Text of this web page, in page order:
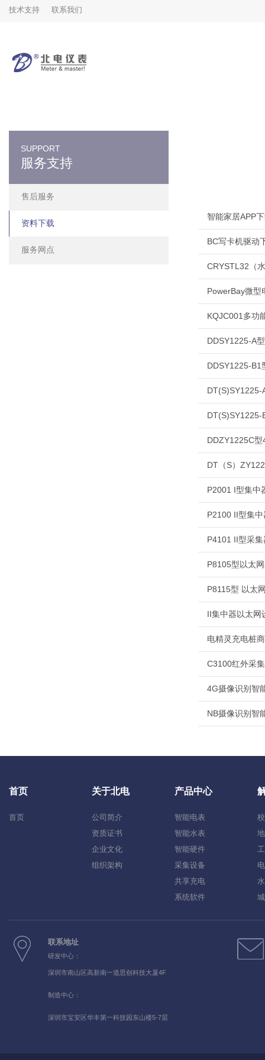
技术支持 联系我们
智能家居APP
BC写卡机驱动
CRYSTL32（
PowerBay微型
KQJC001多功
DDSY1225-A
DDSY1225-B1
DT(S)SY1225-
DT(S)SY1225-
DDZY1225C
DT（S）
P2001 I型集中
P2100 II型集
P4101 II型采
P8105型以太
P8115型 以太
II集中器以太网
电精灵充电桩
C3100红外采
4G摄像识别智
NB摄像识别智
SUPPORT
服务支持
售后服务
资料下载
服务网点
首页
首页
关于北电
公司简介
资质证书
企业文化
组织架构
产品中心
智能电表
智能水表
智能硬件
采集设备
共享充电
系统软件
联系地址
研发中心：
深圳市南山区高新南一道思创科技大厦4F
制造中心：
深圳市宝安区华丰第一科技园东山楼5-7层